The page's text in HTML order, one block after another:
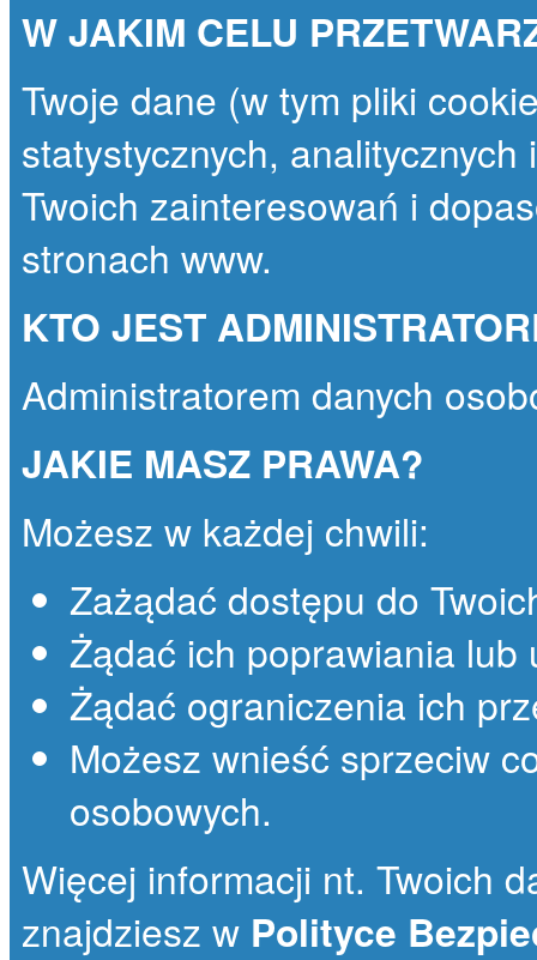
W JAKIM CELU
Twoje dane (w tym pliki
statystycznych,
Twoich zainteresowań i
stronach www.
KTO JEST
Administratorem danych
JAKIE MASZ PRAWA?
Możesz w każdej chwili:
Zażądać dostępu do
Żądać ich poprawiania lub
Żądać ograniczenia ich
Możesz wnieść sprzeciw
osobowych.
Więcej informacji nt. Twoich
znajdziesz w Polityce